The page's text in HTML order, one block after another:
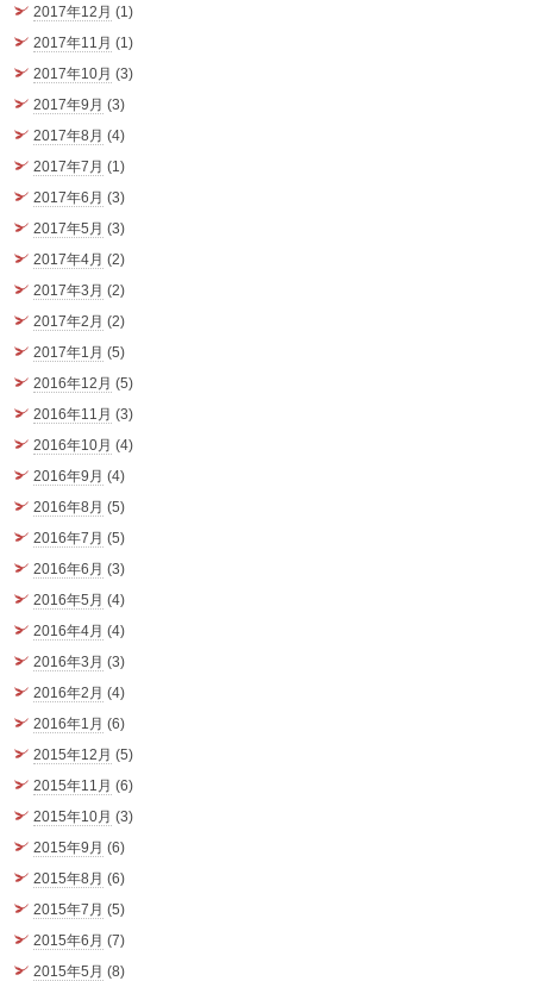
2017年12月 (1)
2017年11月 (1)
2017年10月 (3)
2017年9月 (3)
2017年8月 (4)
2017年7月 (1)
2017年6月 (3)
2017年5月 (3)
2017年4月 (2)
2017年3月 (2)
2017年2月 (2)
2017年1月 (5)
2016年12月 (5)
2016年11月 (3)
2016年10月 (4)
2016年9月 (4)
2016年8月 (5)
2016年7月 (5)
2016年6月 (3)
2016年5月 (4)
2016年4月 (4)
2016年3月 (3)
2016年2月 (4)
2016年1月 (6)
2015年12月 (5)
2015年11月 (6)
2015年10月 (3)
2015年9月 (6)
2015年8月 (6)
2015年7月 (5)
2015年6月 (7)
2015年5月 (8)